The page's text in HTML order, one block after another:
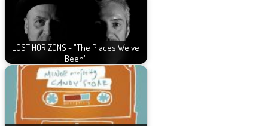
LOST HORIZONS - "The Places We've
Been"